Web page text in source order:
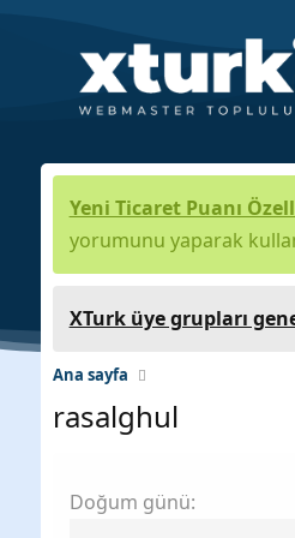
Yeni Ticaret Puanı
yorumunu yaparak
XTurk üye grupları
Ana sayfa
rasalghul
Doğum günü